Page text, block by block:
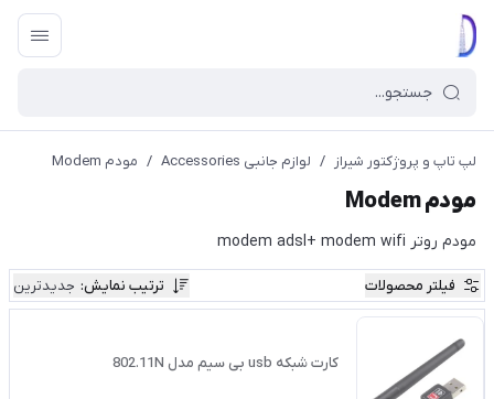
لپ تاپ و پروژکتور شیراز / لوازم جانبی Accessories / مودم Modem
مودم Modem
مودم روتر modem adsl+ modem wifi
فیلتر محصولات ترتیب نمایش: جدیدترین
کارت شبکه usb بی سیم مدل 802.11N